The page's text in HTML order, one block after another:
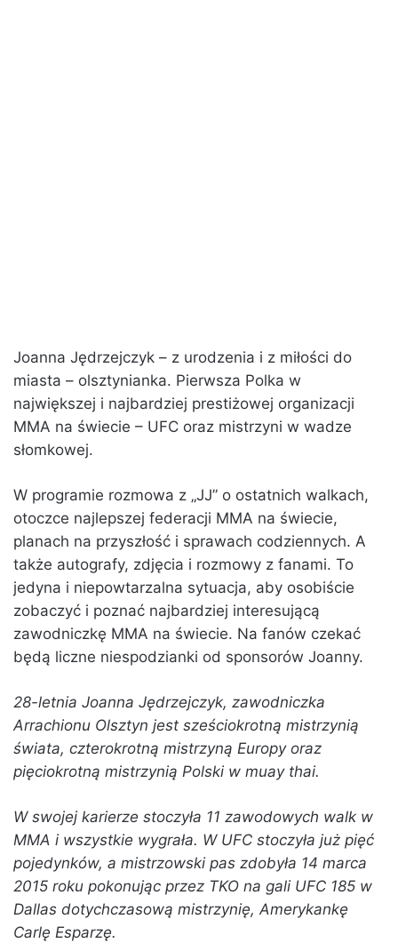
Joanna Jędrzejczyk – z urodzenia i z miłości do
miasta – olsztynianka. Pierwsza Polka w
największej i najbardziej prestiżowej organizacji
MMA na świecie – UFC oraz mistrzyni w wadze
słomkowej.
W programie rozmowa z „JJ” o ostatnich walkach,
otoczce najlepszej federacji MMA na świecie,
planach na przyszłość i sprawach codziennych. A
także autografy, zdjęcia i rozmowy z fanami. To
jedyna i niepowtarzalna sytuacja, aby osobiście
zobaczyć i poznać najbardziej interesującą
zawodniczkę MMA na świecie. Na fanów czekać
będą liczne niespodzianki od sponsorów Joanny.
28-letnia Joanna Jędrzejczyk, zawodniczka
Arrachionu Olsztyn jest sześciokrotną mistrzynią
świata, czterokrotną mistrzyną Europy oraz
pięciokrotną mistrzynią Polski w muay thai.
W swojej karierze stoczyła 11 zawodowych walk w
MMA i wszystkie wygrała. W UFC stoczyła już pięć
pojedynków, a mistrzowski pas zdobyła 14 marca
2015 roku pokonując przez TKO na gali UFC 185 w
Dallas dotychczasową mistrzynię, Amerykankę
Carlę Esparzę.